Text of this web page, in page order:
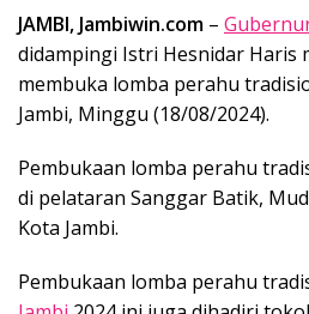
JAMBI, Jambiwin.com –
didampingi Istri Hesnidar Haris
membuka lomba perahu
Jambi, Minggu (18/08/2024).
Pembukaan lomba perahu
di pelataran Sanggar Batik,
Kota Jambi.
Pembukaan lomba perahu